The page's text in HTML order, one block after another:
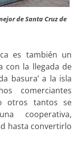
de Santa Cruz de
es también un
con la llegada de
basura’ a la isla
comerciantes
otros tantos se
cooperativa,
hasta convertirlo